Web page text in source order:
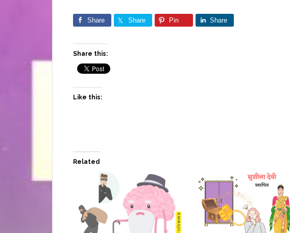
Share Share Pin Share
Share this:
Like this:
Related